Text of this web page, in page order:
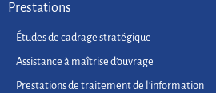
Prestations
Études de cadrage stratégique
Assistance à maîtrise d’ouvrage
Prestations de traitement de l’information